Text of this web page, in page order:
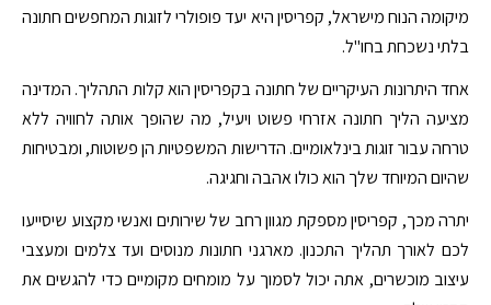
מיקומה הנוח מישראל, קפריסין היא יעד פופולרי לזוגות המחפשים חתונה
בלתי נשכחת בחו"ל.
אחד היתרונות העיקריים של חתונה בקפריסין הוא קלות התהליך. המדינה
מציעה הליך חתונה אזרחי פשוט ויעיל, מה שהופך אותה לחוויה ללא
טרחה עבור זוגות בינלאומיים. הדרישות המשפטיות הן פשוטות, ומבטיחות
שהיום המיוחד שלך הוא כולו אהבה וחגיגה.
יתרה מכך, קפריסין מספקת מגוון רחב של שירותים ואנשי מקצוע שיסייעו
לכם לאורך תהליך התכנון. מארגני חתונות מנוסים ועד צלמים ומעצבי
עיצוב מוכשרים, אתה יכול לסמוך על מומחים מקומיים כדי להגשים את